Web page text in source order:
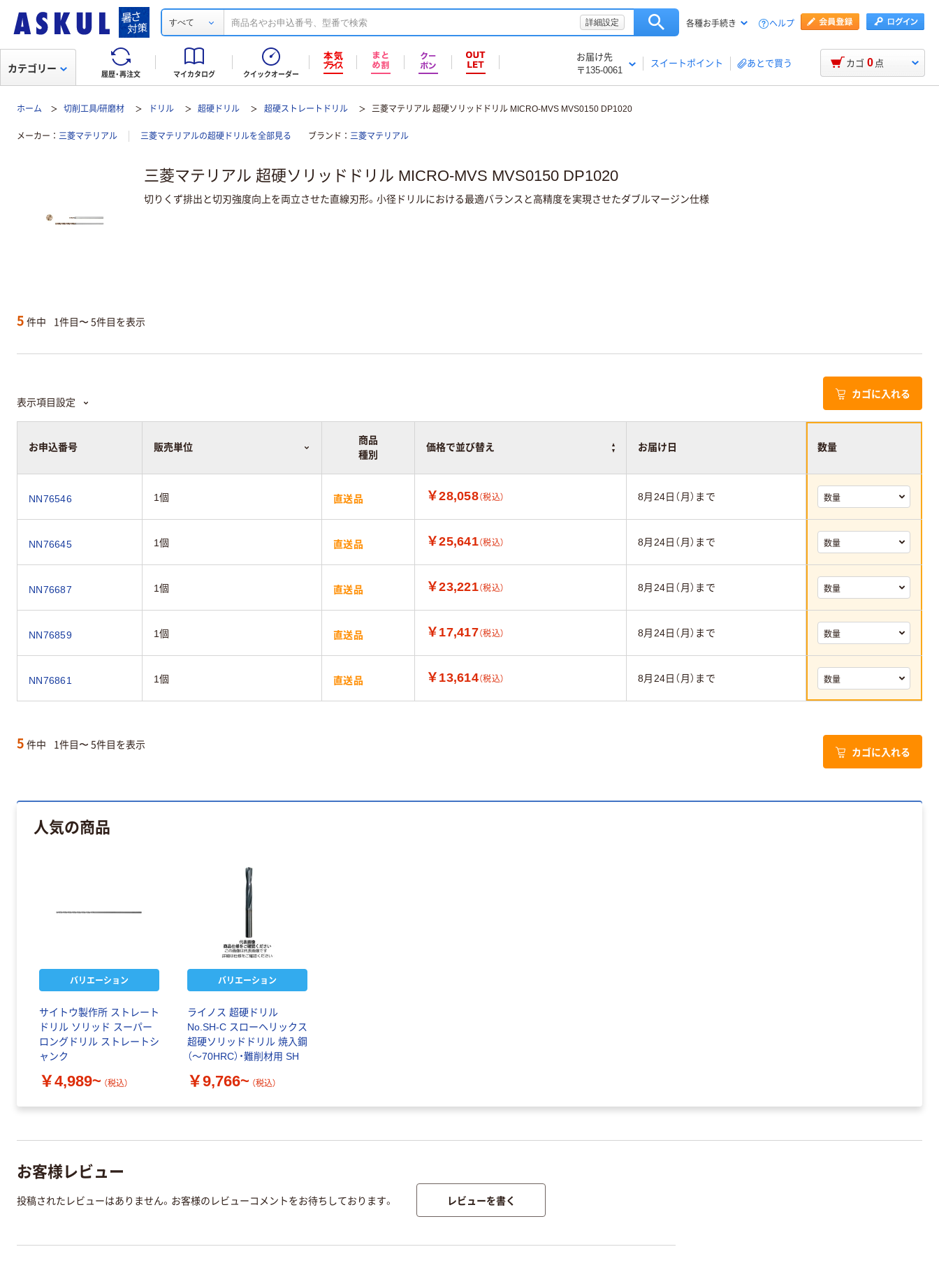
すべて 詳細設定 各種お手続き ヘルプ
履歴・再注文 マイカタログ クイックオーダー
お届け先
〒135-0061
スイートポイント あとで買う
カテゴリー カゴ 0 点
ホーム 切削工具/研磨材 ドリル 超硬ドリル 超硬ストレートドリル 三菱マテリアル 超硬ソリッドドリル MICRO-MVS MVS0150 DP1020
メーカー 三菱マテリアル 三菱マテリアルの超硬ドリルを全部見る ブランド 三菱マテリアル
三菱マテリアル 超硬ソリッドドリル MICRO-MVS MVS0150 DP1020
切りくず排出と切刃強度向上を両立させた直線刃形。小径ドリルにおける最適バランスと高精度を実現させたダブルマージン仕様
5 件中 1件目〜 5件目を表示
表示項目設定
カゴに入れる
お申込番号 販売単位
商品
種別
価格で並び替え お届け日 数量
NN76546 1個 直送品 ￥28,058（税込） 8月24日（月）まで
NN76645 1個 直送品 ￥25,641（税込） 8月24日（月）まで
NN76687 1個 直送品 ￥23,221（税込） 8月24日（月）まで
NN76859 1個 直送品 ￥17,417（税込） 8月24日（月）まで
NN76861 1個 直送品 ￥13,614（税込） 8月24日（月）まで
5 件中 1件目〜 5件目を表示
カゴに入れる
人気の商品
バリエーション
サイトウ製作所 ストレート
ドリル ソリッド スーパー
ロングドリル ストレートシ
ャンク
￥4,989~ （税込）
バリエーション
ライノス 超硬ドリル
No.SH-C スローヘリックス
超硬ソリッドドリル 焼入鋼
（～70HRC）・難削材用 SH
￥9,766~ （税込）
お客様レビュー
投稿されたレビューはありません。お客様のレビューコメントをお待ちしております。 レビューを書く